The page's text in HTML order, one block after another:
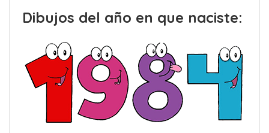
Dibujos del año en que naciste: